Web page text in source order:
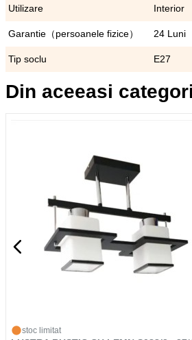
Utilizare Interior
Garantie（persoanele fizice） 24 Luni
Tip soclu E27
Din aceeasi
stoc limitat